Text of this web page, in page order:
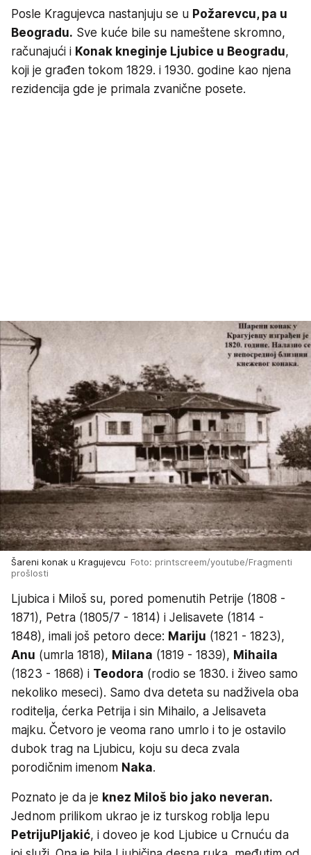
Posle Kragujevca nastanjuju se u Požarevcu, pa u
Beogradu. Sve kuće bile su nameštene skromno,
računajući i Konak kneginje Ljubice u Beogradu,
koji je građen tokom 1829. i 1930. godine kao njena
rezidencija gde je primala zvanične posete.
Šareni konak u Kragujevcu Foto: printscreem/youtube/Fragmenti
prošlosti
Ljubica i Miloš su, pored pomenutih Petrije (1808 -
1871), Petra (1805/7 - 1814) i Jelisavete (1814 -
1848), imali još petoro dece: Mariju (1821 - 1823),
Anu (umrla 1818), Milana (1819 - 1839), Mihaila
(1823 - 1868) i Teodora (rodio se 1830. i živeo samo
nekoliko meseci). Samo dva deteta su nadživela oba
roditelja, ćerka Petrija i sin Mihailo, a Jelisaveta
majku. Četvoro je veoma rano umrlo i to je ostavilo
dubok trag na Ljubicu, koju su deca zvala
porodičnim imenom Naka.
Poznato je da je knez Miloš bio jako neveran.
Jednom prilikom ukrao je iz turskog roblja lepu
Petriju Pljakić, i doveo je kod Ljubice u Crnuću da